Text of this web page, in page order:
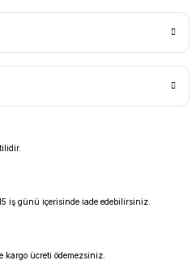
iş günü içerisinde iade edebilirsiniz.
kargo ücreti ödemezsiniz.